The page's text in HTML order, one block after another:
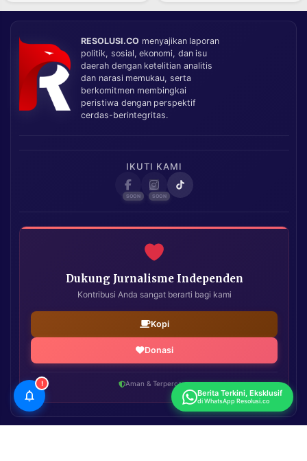
RESOLUSI.CO menyajikan laporan
politik, sosial, ekonomi, dan isu
daerah dengan ketelitian analitis
dan narasi memukau, serta
berkomitmen membingkai
peristiwa dengan perspektif
cerdas-berintegritas.
IKUTI KAMI
Dukung Jurnalisme Independen
Kontribusi Anda sangat berarti bagi kami
Kopi
Donasi
Aman & Terpercaya
!
Berita Terkini, Eksklusif
di WhatsApp Resolusi.co